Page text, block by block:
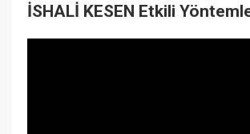
İSHALİ KESEN Etkili